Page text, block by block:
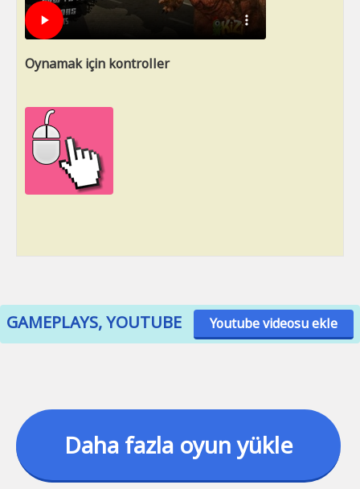
Oynamak için kontroller
GAMEPLAYS, YOUTUBE Youtube videosu ekle
Daha fazla oyun yükle